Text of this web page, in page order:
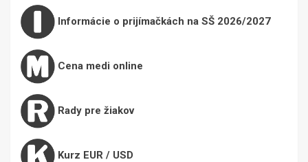
Informácie o prijímačkách na SŠ 2026/2027
Cena medi online
Rady pre žiakov
Kurz EUR / USD